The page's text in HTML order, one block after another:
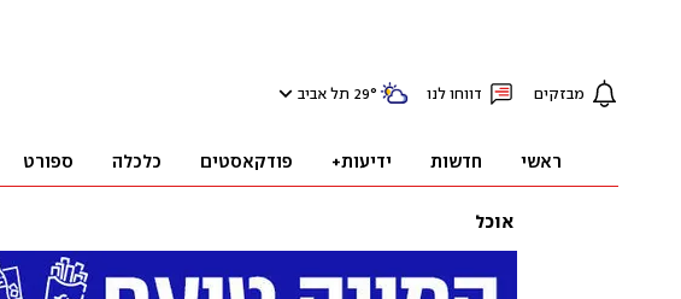
מבזקים דווחו לנו 29° תל אביב
ראשי חדשות ידיעות+ פודקאסטים כלכלה ספורט
אוכל